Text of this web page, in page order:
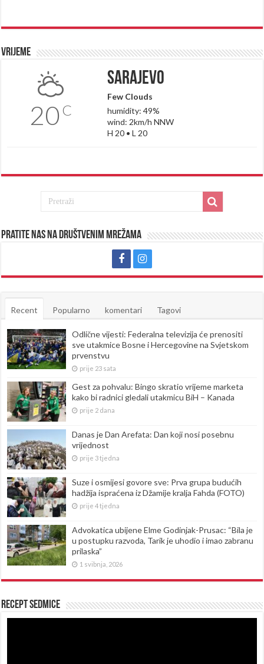
Vrijeme
20 C
Sarajevo
Few Clouds
humidity: 49%
wind: 2km/h NNW
H 20 • L 20
Pratite nas na društvenim mrežama
Recent Popularno komentari Tagovi
Odlične vijesti: Federalna televizija će prenositi
sve utakmice Bosne i Hercegovine na Svjetskom
prvenstvu
prije 23 sata
Gest za pohvalu: Bingo skratio vrijeme marketa
kako bi radnici gledali utakmicu BiH – Kanada
prije 2 dana
Danas je Dan Arefata: Dan koji nosi posebnu
vrijednost
prije 3 tjedna
Suze i osmijesi govore sve: Prva grupa budućih
hadžija ispraćena iz Džamije kralja Fahda (FOTO)
prije 4 tjedna
Advokatica ubijene Elme Godinjak-Prusac: “Bila je
u postupku razvoda, Tarik je uhodio i imao zabranu
prilaska”
1 svibnja, 2026
Recept sedmice